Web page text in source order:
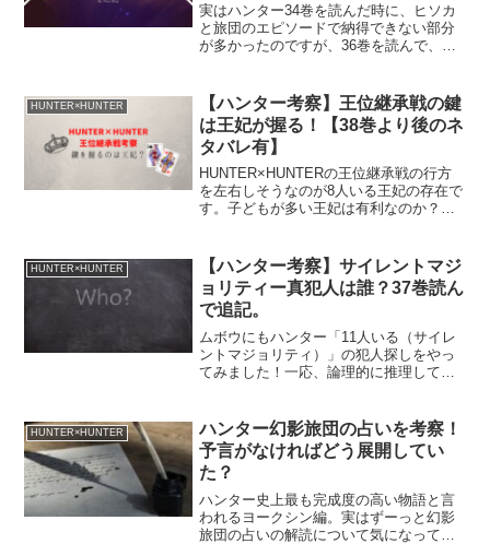
実はハンター34巻を読んだ時に、ヒソカ
と旅団のエピソードで納得できない部分
が多かったのですが、36巻を読んで、そ
もしれませんが（笑）、現時点での思い
のタケを述べてみます。
HUNTER×HUNTER
【ハンター考察】王位継承戦の鍵
は王妃が握る！【38巻より後のネ
タバレ有】
HUNTER×HUNTERの王位継承戦の行方
を左右しそうなのが8人いる王妃の存在で
す。子どもが多い王妃は有利なのか？と
HUNTER×HUNTER
【ハンター考察】サイレントマジ
ョリティー真犯人は誰？37巻読ん
で追記。
ムボウにもハンター「11人いる（サイレ
ントマジョリティ）」の犯人探しをやっ
てみました！一応、論理的に推理してい
ほどはありませーん。気楽に読んでいた
だければと思います！
HUNTER×HUNTER
ハンター幻影旅団の占いを考察！
予言がなければどう展開してい
た？
ハンター史上最も完成度の高い物語と言
われるヨークシン編。実はずーっと幻影
旅団の占いの解読について気になってい